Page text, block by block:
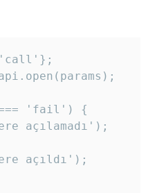
'call'};
'fail') {
açılamadı');
açıldı');